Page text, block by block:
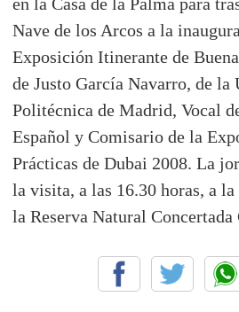
Nave de los Arcos a la
Exposición Itinerante de
de Justo García Navarro, de la
Politécnica de Madrid, Vocal
Español y Comisario de la
Prácticas de Dubai 2008. La
la visita, a las 16.30 horas, a
la Reserva Natural Concertada